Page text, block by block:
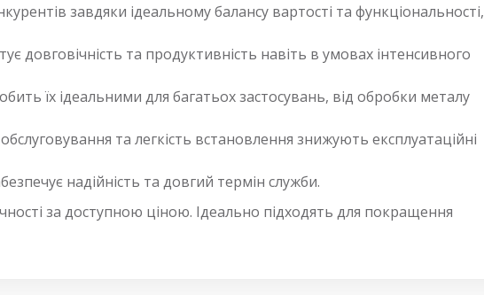
завдяки ідеальному балансу вартості та функціональності,
довговічність та продуктивність навіть в умовах інтенсивного
їх ідеальними для багатьох застосувань, від обробки металу
та легкість встановлення знижують експлуатаційні
надійність та довгий термін служби.
за доступною ціною. Ідеально підходять для покращення